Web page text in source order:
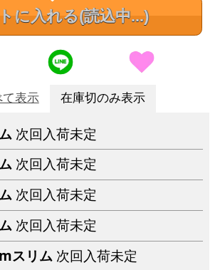
に入れる(読込中...)
て表示 在庫切のみ表示
次回入荷未定
次回入荷未定
次回入荷未定
次回入荷未定
スリム 次回入荷未定